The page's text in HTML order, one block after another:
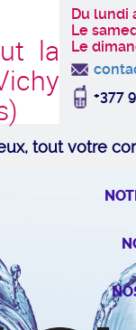
Du lundi
Le
Le
+377
la
tout votre